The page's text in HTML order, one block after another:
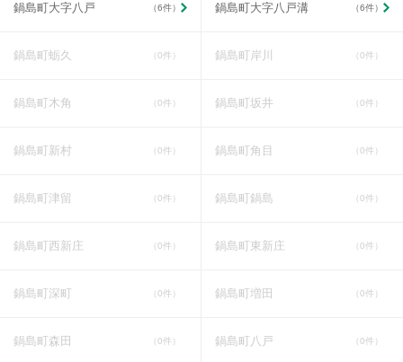
鍋島町大字八戸 （6件） 鍋島町大字八戸溝 （6件）
鍋島町蛎久 （0件） 鍋島町岸川 （0件）
鍋島町木角 （0件） 鍋島町坂井 （0件）
鍋島町新村 （0件） 鍋島町角目 （0件）
鍋島町津留 （0件） 鍋島町鍋島 （0件）
鍋島町西新庄 （0件） 鍋島町東新庄 （0件）
鍋島町深町 （0件） 鍋島町増田 （0件）
鍋島町森田 （0件） 鍋島町八戸 （0件）